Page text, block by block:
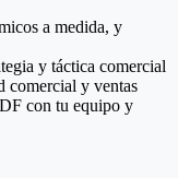
a medida, y
y táctica comercial
comercial y ventas
con tu equipo y